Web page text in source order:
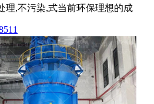
理,不污染,式当前环保理想的成